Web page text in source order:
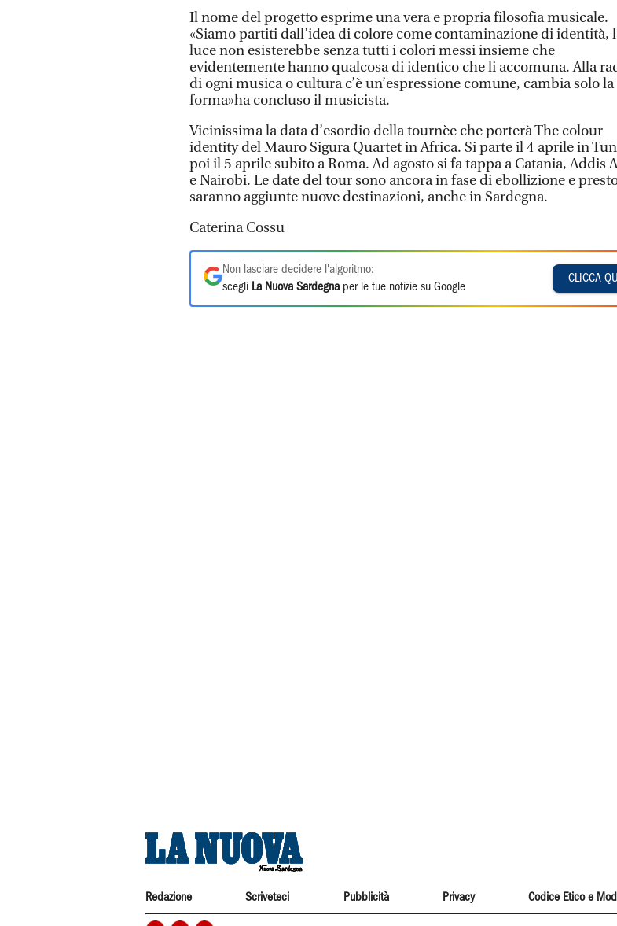
Il nome del progetto esprime una vera e propria filosofia musicale.
«Siamo partiti dall’idea di colore come contaminazione di identità,
luce non esisterebbe senza tutti i colori messi insieme che
evidentemente hanno qualcosa di identico che li accomuna. Alla
di ogni musica o cultura c’è un’espressione comune, cambia solo la
forma»ha concluso il musicista.
Vicinissima la data d’esordio della tournèe che porterà The colour
identity del Mauro Sigura Quartet in Africa. Si parte il 4 aprile in
poi il 5 aprile subito a Roma. Ad agosto si fa tappa a Catania, Addis
e Nairobi. Le date del tour sono ancora in fase di ebollizione e
saranno aggiunte nuove destinazioni, anche in Sardegna.
Caterina Cossu
Non lasciare decidere l'algoritmo:
scegli La Nuova Sardegna per le tue notizie su Google
CLICCA QUI
Redazione Scriveteci Pubblicità Privacy Codice Etico e